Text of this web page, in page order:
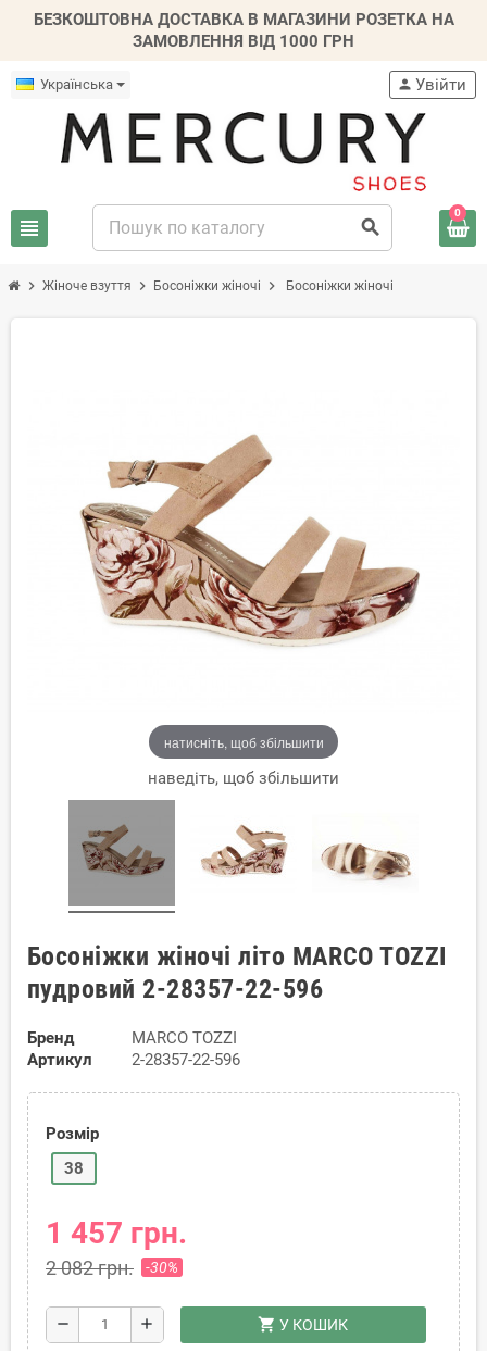
БЕЗКОШТОВНА ДОСТАВКА В МАГАЗИНИ РОЗЕТКА НА
ЗАМОВЛЕННЯ ВІД 1000 ГРН
Українська
view_headline search
person Увійти
0
chevron_right Жіноче взуття chevron_right Босоніжки жіночі chevron_right Босоніжки жіночі
натисніть, щоб збільшити
наведіть, щоб збільшити
Босоніжки жіночі літо MARCO TOZZI
пудровий 2-28357-22-596
Бренд
MARCO TOZZI
Артикул
2-28357-22-596
Розмір
38
1 457 грн.
2 082 грн. -30%
remove add shopping_cart У КОШИК